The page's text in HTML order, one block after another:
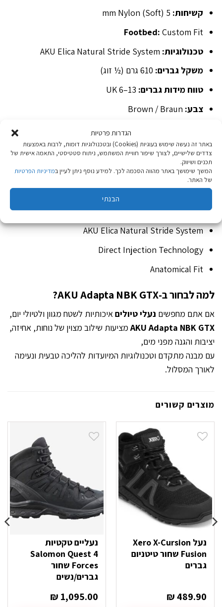
הגדרות פרטיות
באתר זה נעשה שימוש בעוגיות (Cookies) ובטכנולוגיות דומות, לרבות באמצעות
צדדים שלישיים, לצורך שיפור חוויית המשתמש, ניתוח סטטיסטי, התאמה אישית של
תכנים ושיווק.
המשך שימושך באתר מהווה הסכמה לכך. למידע נוסף ניתן לעיין במדיניות הפרטיות
של האתר.
הבנתי
קשיחות:
Footbed: Custom Fit
טכנולוגיות:
משקל גברים:
טווח מידות גברים:
צבע:
ארץ ייצור:איטליה
טכנולוגיות מרכזיות
GORE-TEX® More Seasons
AKU Elica Natural Stride System
Direct Injection Technology
Anatomical Fit
למה לבחור ב-AKU Adapta NBK GTX?
אם אתם מחפשים נעלי טיוליםאיכותיות לשטח מגוון ולטיולי יום,
AKU Adapta NBK GTXמציעות שילוב מצוין של נוחות, אחיזה,
יציבות והגנה מפני מים,
עם מבנה מתקדם וטכנולוגיות המיועדות להליכה טבעית ונעימה
לאורך המסלול.
מוצרים קשורים
נעל Xero X-Cursion
Fusion שחור טיטניום
גברים
₪489.90
נעליים טקטיות
Salomon Quest 4
Forces שחור
גברים/נשים
₪ 1,095.00